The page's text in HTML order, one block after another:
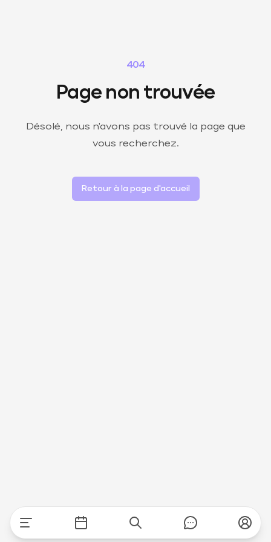
404
Page non trouvée
Désolé, nous n'avons pas trouvé la page que
vous recherchez.
Retour à la page d'accueil